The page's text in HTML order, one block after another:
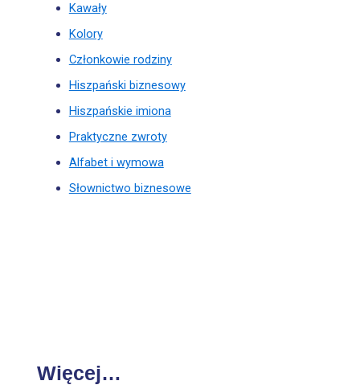
Kawały
Kolory
Członkowie rodziny
Hiszpański biznesowy
Hiszpańskie imiona
Praktyczne zwroty
Alfabet i wymowa
Słownictwo biznesowe
Więcej…